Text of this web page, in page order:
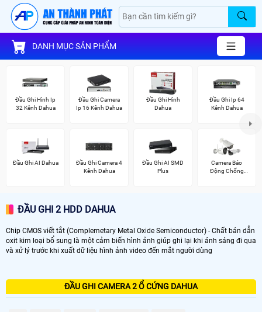
DANH MỤC SẢN PHẨM
Đầu Ghi Hình Ip
32 Kênh Dahua
Đầu Ghi Camera
Ip 16 Kênh Dahua
Đầu Ghi Hình
Dahua
Đầu Ghi Ip 64
Kênh Dahua
Đầu Ghi AI Dahua
Đầu Ghi Camera 4
Kênh Dahua
Đầu Ghi AI SMD
Plus
Camera Báo
Động Chống
ĐẦU GHI 2 HDD DAHUA
Chip CMOS viết tắt (Complemetary Metal Oxide Semiconductor) - Chất bán dẫn
oxit kim loại bổ sung là một cảm biến hình ảnh giúp ghi lại khi ánh sáng đi qua
và xử lý trước khi xuất dữ liệu hình ảnh video đến mắt người dùng
ĐẦU GHI CAMERA 2 Ổ CỨNG DAHUA